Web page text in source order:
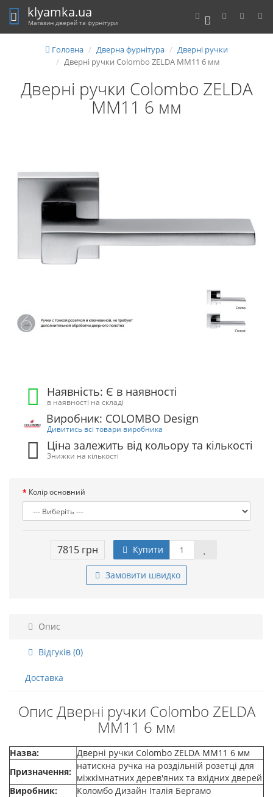
0
klyamka.ua
Магазин дверей та фурнітури
Головна Дверна фурнітура
Дверні ручки
Дверні ручки Colombo ZELDA MM11 6 мм
Дверні ручки Colombo ZELDA
MM11 6 мм
Наявність: Є в наявності
в наявності на складі
Виробник: COLOMBO Design
Дивитись всі товари виробника
Ціна залежить від кольору та кількості
Знижки на кількості
Колір основний
7815 грн Купити
Замовити швидко
Опис
Відгуків (0)
Доставка
Опис Дверні ручки Colombo ZELDA
MM11 6 мм
Назва:
Дверні ручки Colombo ZELDA MM11 6 мм
Призначення:
натискна ручка на роздільній розетці для
міжкімнатних дерев'яних та вхідних дверей
Виробник:
Коломбо Дизайн Італія Бергамо